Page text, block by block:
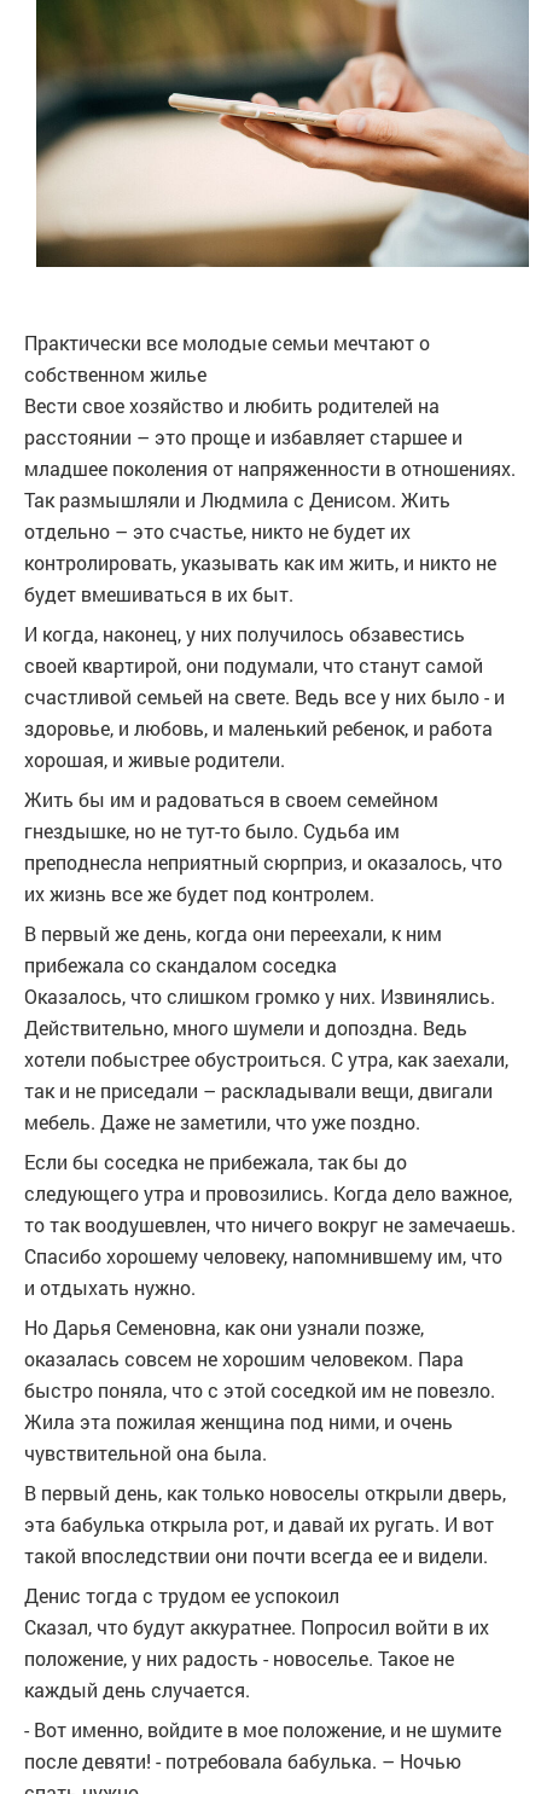
Практически все молодые семьи мечтают о
собственном жилье
Вести свое хозяйство и любить родителей на
расстоянии – это проще и избавляет старшее и
младшее поколения от напряженности в отношениях.
Так размышляли и Людмила с Денисом. Жить
отдельно – это счастье, никто не будет их
контролировать, указывать как им жить, и никто не
будет вмешиваться в их быт.
И когда, наконец, у них получилось обзавестись
своей квартирой, они подумали, что станут самой
счастливой семьей на свете. Ведь все у них было - и
здоровье, и любовь, и маленький ребенок, и работа
хорошая, и живые родители.
Жить бы им и радоваться в своем семейном
гнездышке, но не тут-то было. Судьба им
преподнесла неприятный сюрприз, и оказалось, что
их жизнь все же будет под контролем.
В первый же день, когда они переехали, к ним
прибежала со скандалом соседка
Оказалось, что слишком громко у них. Извинялись.
Действительно, много шумели и допоздна. Ведь
хотели побыстрее обустроиться. С утра, как заехали,
так и не приседали – раскладывали вещи, двигали
мебель. Даже не заметили, что уже поздно.
Если бы соседка не прибежала, так бы до
следующего утра и провозились. Когда дело важное,
то так воодушевлен, что ничего вокруг не замечаешь.
Спасибо хорошему человеку, напомнившему им, что
и отдыхать нужно.
Но Дарья Семеновна, как они узнали позже,
оказалась совсем не хорошим человеком. Пара
быстро поняла, что с этой соседкой им не повезло.
Жила эта пожилая женщина под ними, и очень
чувствительной она была.
В первый день, как только новоселы открыли дверь,
эта бабулька открыла рот, и давай их ругать. И вот
такой впоследствии они почти всегда ее и видели.
Денис тогда с трудом ее успокоил
Сказал, что будут аккуратнее. Попросил войти в их
положение, у них радость - новоселье. Такое не
каждый день случается.
- Вот именно, войдите в мое положение, и не шумите
после девяти! - потребовала бабулька. – Ночью